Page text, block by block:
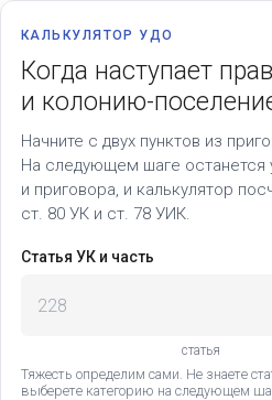
КАЛЬКУЛЯТОР УДО
Когда наступает
и колонию-
Начните с двух пунктов из
На следующем шаге останется
и приговора, и калькулятор
ст. 80 УК и ст. 78 УИК.
Статья УК и часть
статья
Тяжесть определим сами. Не знаете
выберете категорию на следующем